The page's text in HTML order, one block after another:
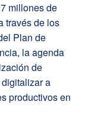
millones de
través de los
Plan de
la agenda
de
a
productivos en